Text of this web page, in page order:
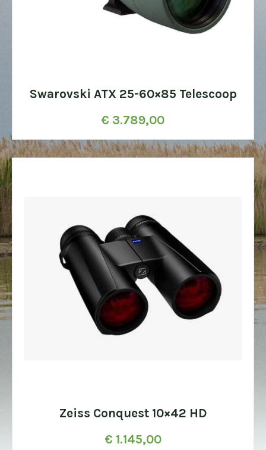
Swarovski ATX 25-60×85 Telescoop
€ 3.789,00
Zeiss Conquest 10×42 HD
€ 1.145,00